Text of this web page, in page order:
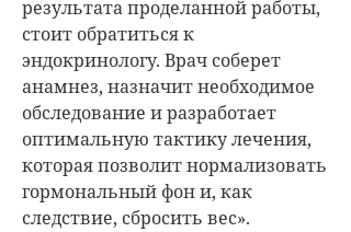
результата проделанной работы,
стоит обратиться к
эндокринологу. Врач соберет
анамнез, назначит необходимое
обследование и разработает
оптимальную тактику лечения,
которая позволит нормализовать
гормональный фон и, как
следствие, сбросить вес».